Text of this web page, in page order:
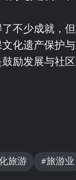
不少成就，
化遗产保护
励发展与社
旅游 #旅游业